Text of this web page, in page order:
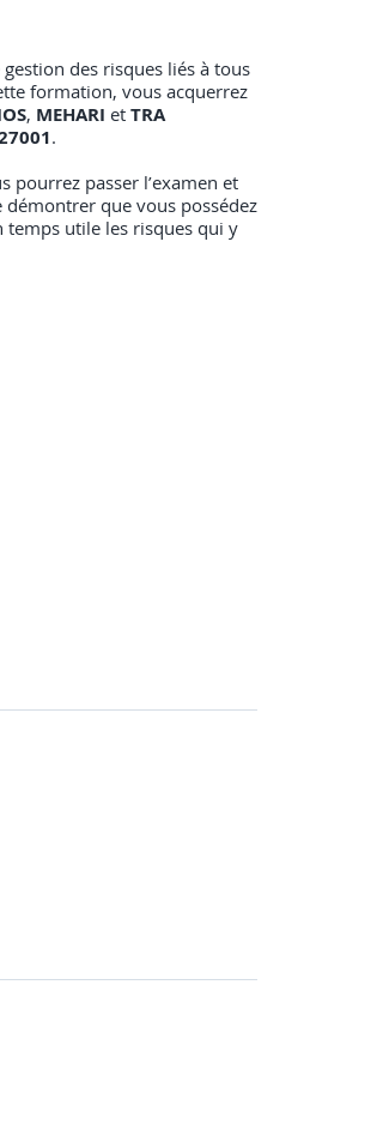
des risques liés à tous
formation, vous acquerrez
, MEHARI et TRA
.
pourrez passer l’examen et
démontrer que vous possédez
temps utile les risques qui y